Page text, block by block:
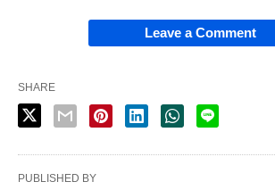
Leave a Comment
SHARE
PUBLISHED BY